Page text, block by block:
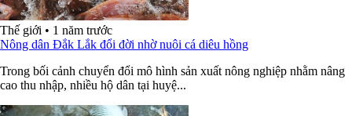
Thế giới • 1 năm trước
Nông dân Đắk Lắk đổi đời nhờ nuôi cá diêu hồng
Trong bối cảnh chuyển đổi mô hình sản xuất nông nghiệp nhằm nâng
cao thu nhập, nhiều hộ dân tại huyệ...